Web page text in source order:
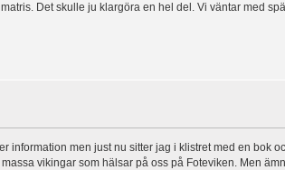
Det skulle ju klargöra en hel del. Vi väntar med
information men just nu sitter jag i klistret med en bok
vikingar som hälsar på oss på Foteviken. Men